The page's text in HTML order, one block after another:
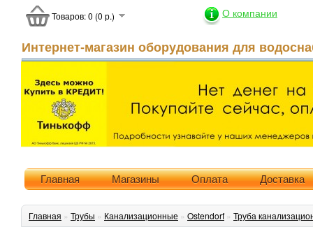
О компании
Интернет-магазин оборудования для
Товаров: 0 (0 р.)
Главная Магазины Оплата Доставка
Главная » Трубы » Канализационные » Ostendorf » Труба